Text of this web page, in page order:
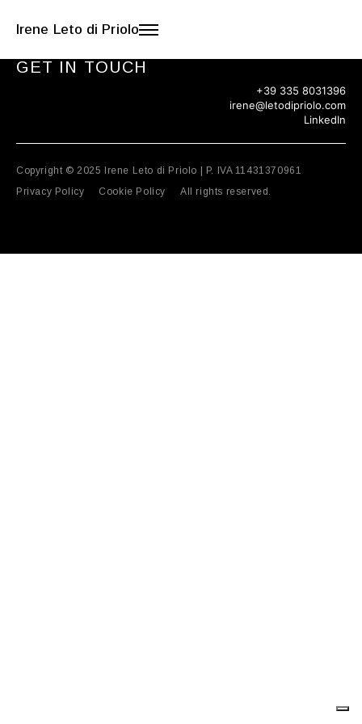
Irene Leto di Priolo
GET IN TOUCH
+39 335 8031396
irene@letodipriolo.com
LinkedIn
Copyright © 2025 Irene Leto di Priolo | P. IVA 11431370961
Privacy Policy
Cookie Policy All rights reserved.
Informativa sulla raccolta
Le tue preferenze relative alla